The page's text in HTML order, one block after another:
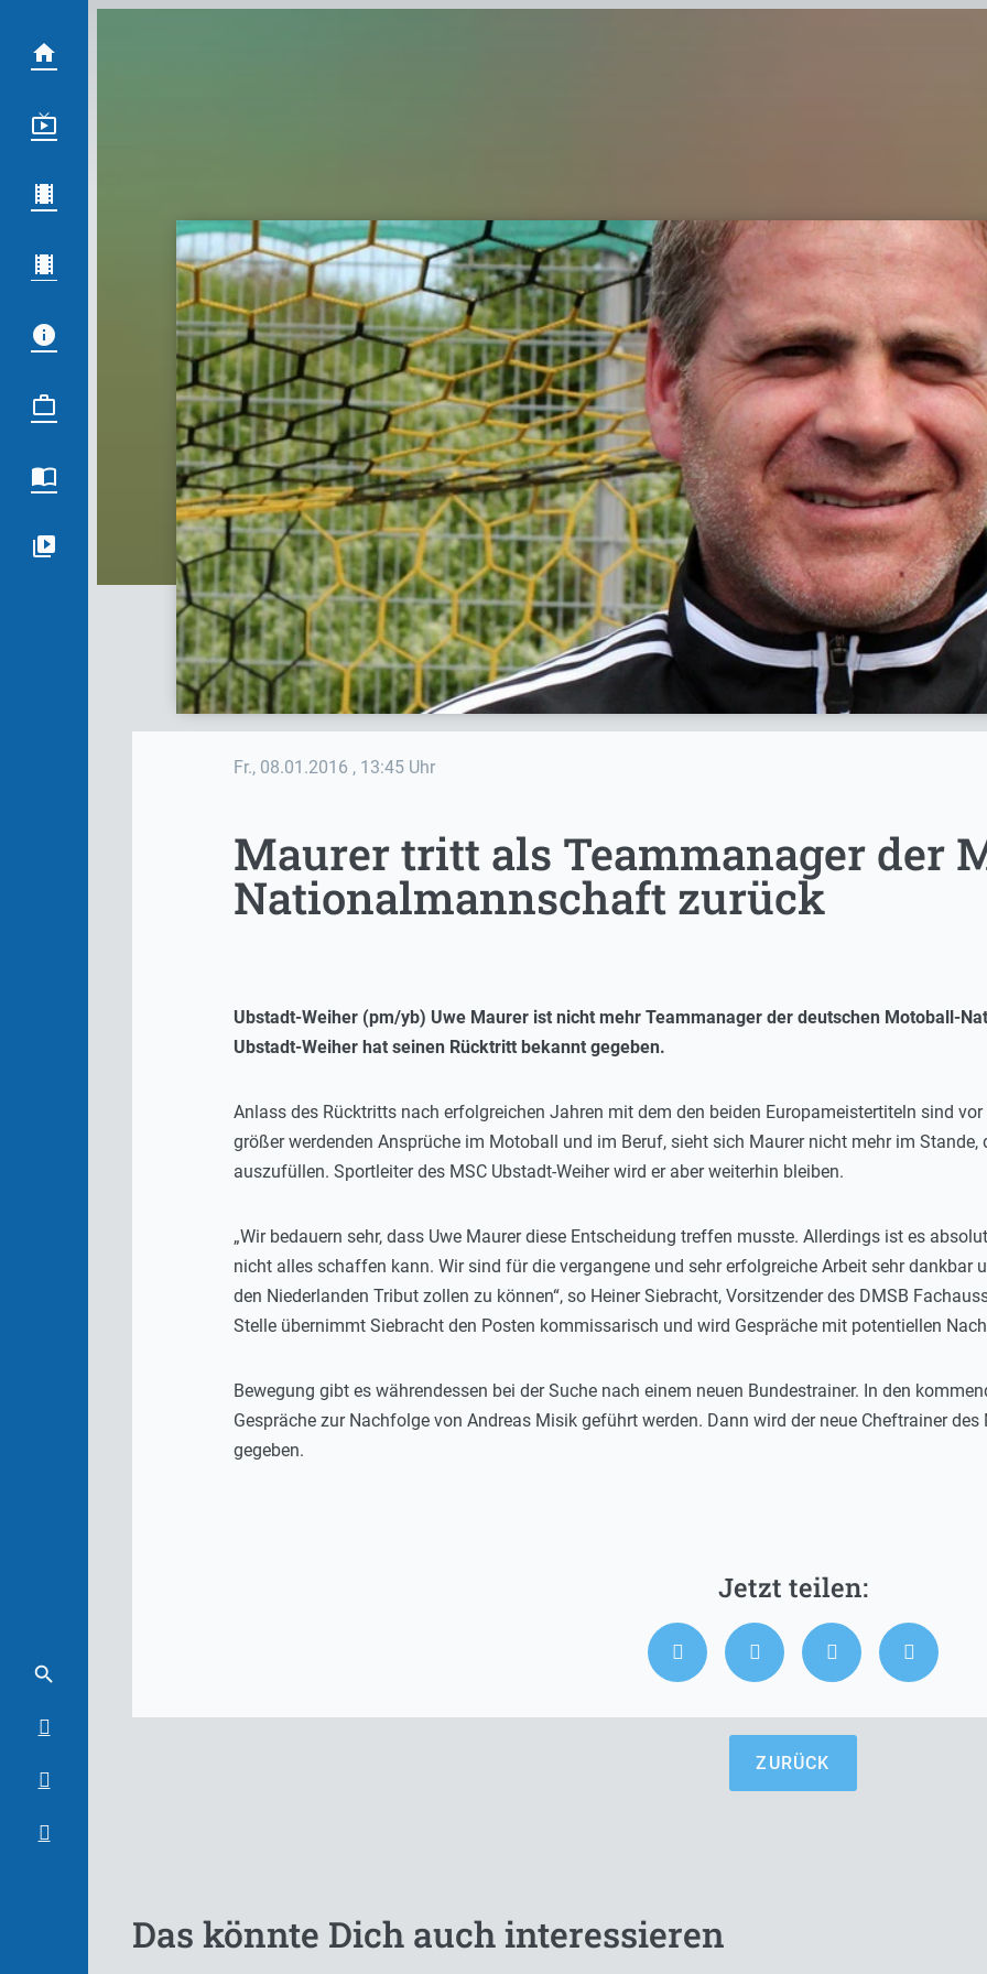
Fr., 08.01.2016 , 13:45 Uhr
Maurer tritt als Teammanager der
Nationalmannschaft zurück
Ubstadt-Weiher (pm/yb) Uwe Maurer ist nicht mehr Teammanager der deutschen Motoball-
Ubstadt-Weiher hat seinen Rücktritt bekannt gegeben.
Anlass des Rücktritts nach erfolgreichen Jahren mit dem den beiden Europameistertiteln sind
größer werdenden Ansprüche im Motoball und im Beruf, sieht sich Maurer nicht mehr im
auszufüllen. Sportleiter des MSC Ubstadt-Weiher wird er aber weiterhin bleiben.
„Wir bedauern sehr, dass Uwe Maurer diese Entscheidung treffen musste. Allerdings ist es
nicht alles schaffen kann. Wir sind für die vergangene und sehr erfolgreiche Arbeit sehr dankbar
den Niederlanden Tribut zollen zu können“, so Heiner Siebracht, Vorsitzender des DMSB
Stelle übernimmt Siebracht den Posten kommissarisch und wird Gespräche mit potentiellen
Bewegung gibt es währendessen bei der Suche nach einem neuen Bundestrainer. In den
Gespräche zur Nachfolge von Andreas Misik geführt werden. Dann wird der neue Cheftrainer
gegeben.
ZURÜCK
Das könnte Dich auch interessieren